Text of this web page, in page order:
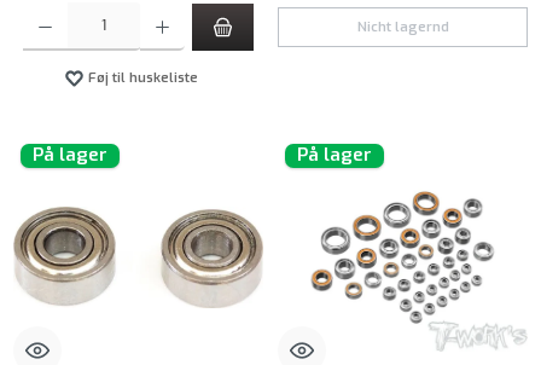
Produktmængde: Indtast det ønskede beløb, eller brug knapperne til at øge eller formindske
Føj til huskeliste
Nicht lagernd
På lager På lager